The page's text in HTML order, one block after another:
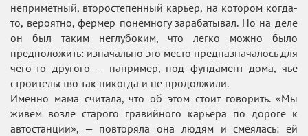
неприметный, второстепенный карьер, на котором когда-
то, вероятно, фермер понемногу зарабатывал. Но на деле
он был таким неглубоким, что легко можно было
предположить: изначально это место предназначалось для
чего-то другого — например, под фундамент дома, чье
строительство так никогда и не продолжили.
Именно мама считала, что об этом стоит говорить. «Мы
живем возле старого гравийного карьера по дороге к
автостанции», — повторяла она людям и смеялась: ей